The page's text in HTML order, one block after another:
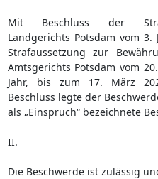
Mit Beschluss der
Landgerichts Potsdam vom
Strafaussetzung zur
Amtsgerichts Potsdam vom
Jahr, bis zum 17. März
Beschluss legte der
als „Einspruch“ bezeichnete
II.
Die Beschwerde ist zulässig